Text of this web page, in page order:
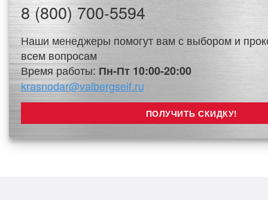
8 (800) 700-5594
Наши менеджеры помогут вам с выбором и
всем вопросам
Время работы: Пн-Пт 10:00-20:00
krasnodar@valbergseif.ru